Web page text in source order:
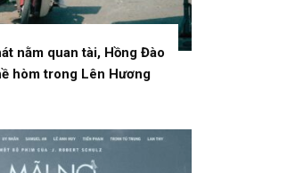
nằm quan tài, Hồng Đào
hòm trong Lên Hương